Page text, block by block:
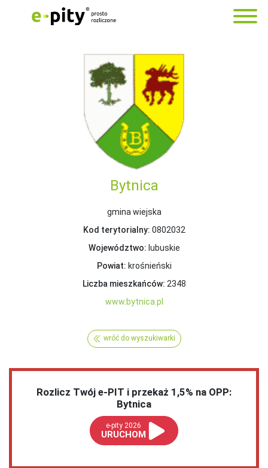
Bytnica
gmina wiejska
Kod terytorialny: 0802032
Województwo: lubuskie
Powiat: krośnieński
Liczba mieszkańców: 2348
www.bytnica.pl
wróć do wyszukiwarki
Rozlicz Twój e-PIT i przekaż 1,5% na OPP:
Bytnica
e-pity 2026
URUCHOM